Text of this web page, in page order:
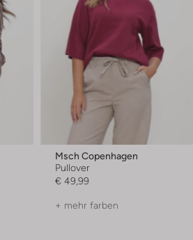
Msch Copenhagen
Pullover
€ 49,99
+ mehr farben